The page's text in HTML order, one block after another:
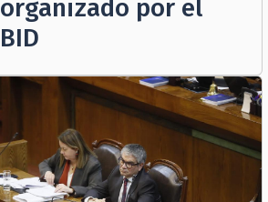
organizado por el
BID